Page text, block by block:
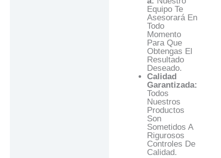
Equipo Te
Asesorará En
Todo
Momento
Para Que
Obtengas El
Resultado
Deseado.
Calidad
Garantizada:
Todos
Nuestros
Productos
Son
Sometidos A
Rigurosos
Controles De
Calidad.